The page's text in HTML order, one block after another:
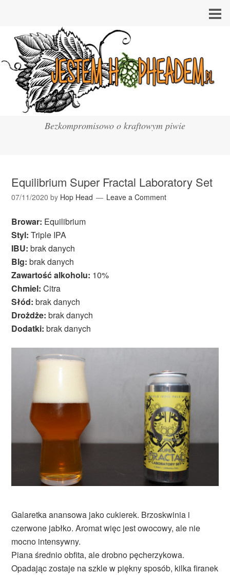
Bezkompromisowo o kraftowym piwie
Equilibrium Super Fractal Laboratory Set
07/11/2020 by Hop Head Leave a Comment
Browar: Equilibrium
Styl: Triple IPA
IBU: brak danych
Blg: brak danych
Zawartość alkoholu: 10%
Chmiel: Citra
Słód: brak danych
Drożdże: brak danych
Dodatki: brak danych
Galaretka anansowa jako cukierek. Brzoskwinia i
czerwone jabłko. Aromat więc jest owocowy, ale nie
mocno intensywny.
Piana średnio obfita, ale drobno pęcherzykowa.
Opadając zostaje na szkle w piękny sposób, kilka firanek